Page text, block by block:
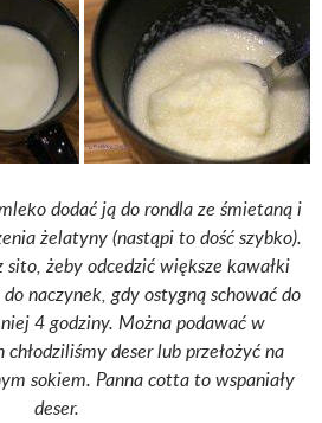
dodać ją do rondla ze śmietaną i
żelatyny (nastąpi to dość szybko).
sito, żeby odcedzić większe kawałki
naczynek, gdy ostygną schować do
4 godziny. Można podawać w
deser lub przełożyć na
sokiem. Panna cotta to wspaniały
deser.